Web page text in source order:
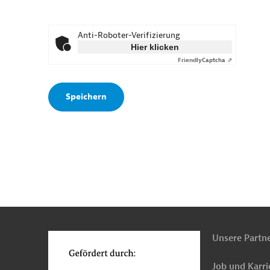
Anti-Roboter-Verifizierung
Hier klicken
FriendlyCaptcha ⇗
Unsere
Job und